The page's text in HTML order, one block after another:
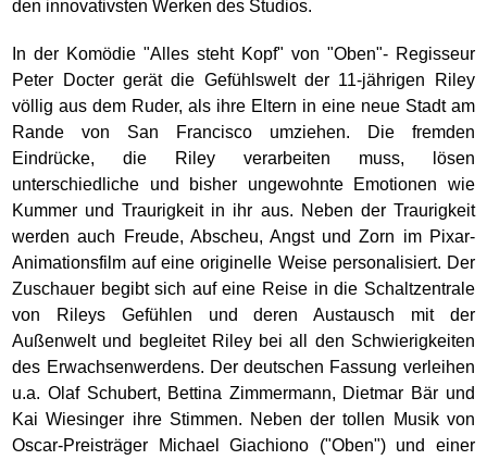
den innovativsten Werken des Studios.
In der Komödie "Alles steht Kopf" von "Oben"- Regisseur
Peter Docter gerät die Gefühlswelt der 11-jährigen Riley
völlig aus dem Ruder, als ihre Eltern in eine neue Stadt am
Rande von San Francisco umziehen. Die fremden
Eindrücke, die Riley verarbeiten muss, lösen
unterschiedliche und bisher ungewohnte Emotionen wie
Kummer und Traurigkeit in ihr aus. Neben der Traurigkeit
werden auch Freude, Abscheu, Angst und Zorn im Pixar-
Animationsfilm auf eine originelle Weise personalisiert. Der
Zuschauer begibt sich auf eine Reise in die Schaltzentrale
von Rileys Gefühlen und deren Austausch mit der
Außenwelt und begleitet Riley bei all den Schwierigkeiten
des Erwachsenwerdens. Der deutschen Fassung verleihen
u.a. Olaf Schubert, Bettina Zimmermann, Dietmar Bär und
Kai Wiesinger ihre Stimmen. Neben der tollen Musik von
Oscar-Preisträger Michael Giachiono ("Oben") und einer